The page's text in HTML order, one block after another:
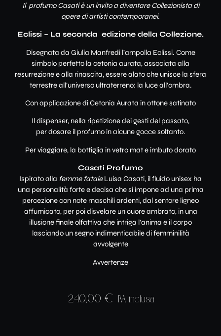
Il profumo Casati è un invito a diventare Collezionista di
opere di artisti contemporanei.
Eclissi – La seconda edizione della Collezione.
Disegnata da Giulia Manfredi l’ampolla Eclissi. Come
simbolo perfetto la cetonia aurata, associata alla
resurrezione e alla rinascita, essere alato che unisce la sfera
terrestre all’universo ultraterreno: la luce all’ombra.
Con applicazione di Cetonia Aurata in ottone satinato
Il dispenser, nella ripetizione dei gesti del passato,
per dosare il profumo in alcune gocce soltanto.
Per viaggiare, la bottiglia in vetro mat e imbuto dorato
Casati Profumo
Ispirato alla femme fataleLuisa Casati, il fluido unisex ha
una personalità forte e decisa che si impone ad una prima
percezione con note maschili ardenti, dal sentore ligneo
affumicato, per poi disvelare un cuore ambrato, in una
illusione finale olfattiva che intriga l’anima e il corpo
lasciando un segno indimenticabile di femminilità
avvolgente
Avvertenze
240,00 € IVA inclusa